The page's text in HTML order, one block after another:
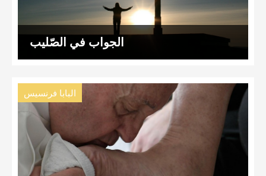
الجواب في الصّليب
البابا فرنسيس